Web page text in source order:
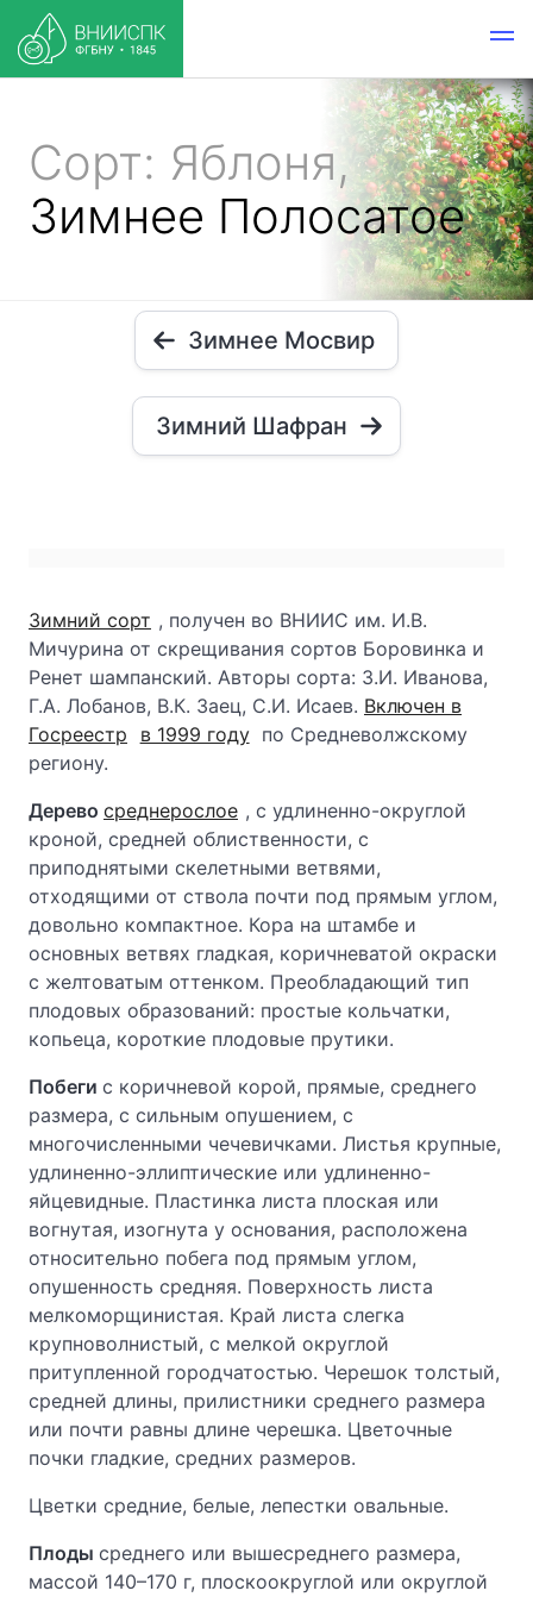
Сорт: Яблоня,
Зимнее Полосатое
Зимнее Мосвир
Зимний Шафран
Зимний сорт , получен во ВНИИС им. И.В.
Мичурина от скрещивания сортов Боровинка и
Ренет шампанский. Авторы сорта: 3.И. Иванова,
Г.А. Лобанов, В.К. Заец, С.И. Исаев. Включен в
Госреестр
в 1999 году по Средневолжскому
региону.
Дерево среднерослое , с удлиненно-округлой
кроной, средней облиственности, с
приподнятыми скелетными ветвями,
отходящими от ствола почти под прямым углом,
довольно компактное. Кора на штамбе и
основных ветвях гладкая, коричневатой окраски
с желтоватым оттенком. Преобладающий тип
плодовых образований: простые кольчатки,
копьеца, короткие плодовые прутики.
Побеги с коричневой корой, прямые, среднего
размера, с сильным опушением, с
многочисленными чечевичками. Листья крупные,
удлиненно-эллиптические или удлиненно-
яйцевидные. Пластинка листа плоская или
вогнутая, изогнута у основания, расположена
относительно побега под прямым углом,
опушенность средняя. Поверхность листа
мелкоморщинистая. Край листа слегка
крупноволнистый, с мелкой округлой
притупленной городчатостью. Черешок толстый,
средней длины, прилистники среднего размера
или почти равны длине черешка. Цветочные
почки гладкие, средних размеров.
Цветки средние, белые, лепестки овальные.
Плоды среднего или вышесреднего размера,
массой 140–170 г, плоскоокруглой или округлой